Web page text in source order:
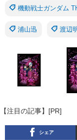
機動戦士ガンダム
浦山迅 渡辺
【注目の記事】[PR]
シェア